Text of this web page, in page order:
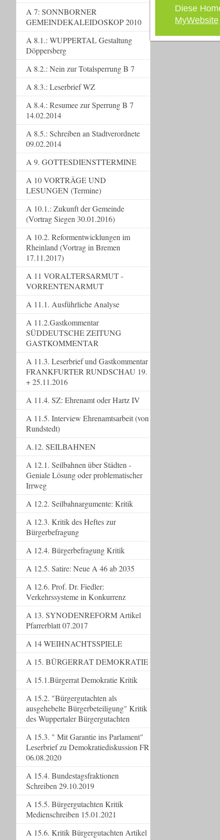
Diese
MyWebsite
A 7: SONNBORNER
GEMEINDEKALEIDOSKOP 2010
A 8.1.: WUPPERTAL Gestaltung
Döppersberg
A 8.2.: Nein zur Totalsperrung B 7
A 8.3.: Leserbrief WZ
A 8.4.: Resumee zur Sperrung B 7
14.02.2014
A 8.5.: Schreiben an Stadtverordnete
09.02.2014
A 9. GOTTESDIENSTTERMINE
A 10 VORTRÄGE UND
LESUNGEN (Termine)
A 10.1.: Zukunft der Gemeinde
(Vortrag Siegen 30.01.2016)
A 10.2. Reformentwicklungen im
Rheinland (Vortrag in Bremen
17.11.2017)
A 11 VORALTERSARMUT -
VORRENTENARMUT
A 11.1. Ausführliche Analyse
A 11.2.Gastkommentar
SÜDDEUTSCHE ZEITUNG
GASTKOMMENTAR
A 11.3. Leserbrief und Gastkommentar
FRANKFURTER RUNDSCHAU 19.
+ 25.11.2016
A 11.4. SZ: Ehrenamt oder Hartz IV
A 11.5. Interview Ehrenamtsarbeit (von
Rundstedt)
A.12. SEILBAHNEN
A 12.1. Seilbahnen über Städten -
Geniale Lösung oder problematischer
Irrweg
A 12.2. Seilbahnargumente: Kritik
A 12.3. Kritik des Heftes zur
Bürgerbefragung
A 12.4. Bürgerbefragung Kritik
A 12.5. Satire: Neue A 46 ab 2035
A 12.6. Prof. Dr. Fiedler:
Verkehrssysteme in Konkurrenz
A 13. SYNODENREFORM Artikel
Pfarrerblatt 07.2017
A 14 WEIHNACHTSSPIELE
A 15. BÜRGERRAT DEMOKRATIE
A 15.1.Bürgerrat Demokratie Kritik
A 15.2. "Bürgergutachten als
ausgehebelte Bürgerbeteiligung" Kritik
des Wuppertaler Bürgergutachten
A 15.3. " Mit Garantie ins Parlament"
Leserbrief zu Demokratiediskussion FR
06.08.2020
A 15.4. Bundestagsfraktionen
Schreiben 29.10.2019
A 15.5. Bürgergutachten Kritik
Medienschreiben 15.01.2021
A 15.6. Kritik Bürgergutachten Artikel